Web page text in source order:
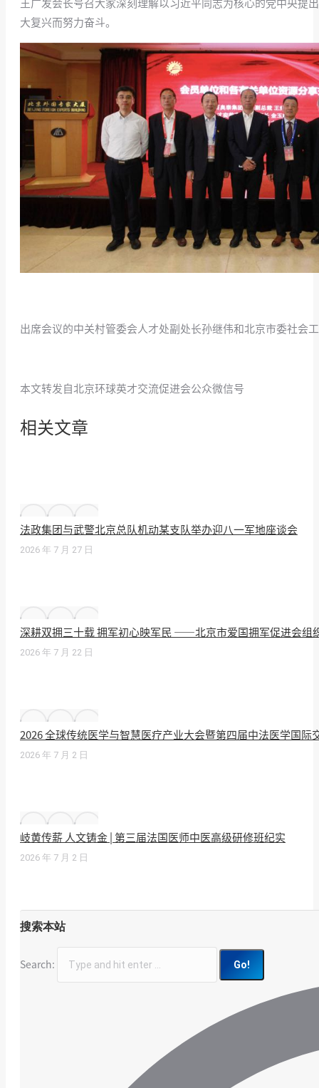
王广发会长号召大家深刻理解以习近平同志为核心的党中央提
大复兴而努力奋斗。
出席会议的中关村管委会人才处副处长孙继伟和北京市委社会
本文转发自北京环球英才交流促进会公众微信号
相关文章
法政集团与武警北京总队机动某支队举办迎八一军地座谈会
2026 年 7 月 27 日
深耕双拥三十载 拥军初心映军民 ——北京市爱国拥军促进会组
2026 年 7 月 22 日
2026 全球传统医学与智慧医疗产业大会暨第四届中法医学国际
2026 年 7 月 2 日
岐黄传薪 人文铸金 | 第三届法国医师中医高级研修班纪实
2026 年 7 月 2 日
搜索本站
Search: